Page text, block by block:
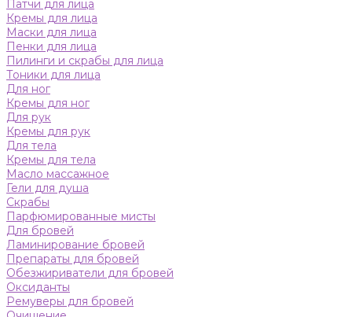
Патчи для лица
Кремы для лица
Маски для лица
Пенки для лица
Пилинги и скрабы для лица
Тоники для лица
Для ног
Кремы для ног
Для рук
Кремы для рук
Для тела
Кремы для тела
Масло массажное
Гели для душа
Скрабы
Парфюмированные мисты
Для бровей
Ламинирование бровей
Препараты для бровей
Обезжириватели для бровей
Оксиданты
Ремуверы для бровей